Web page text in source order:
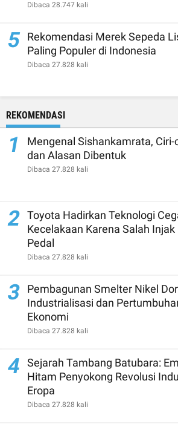
Dibaca 28.747 kali
5 Rekomendasi Merek Sepeda
Paling Populer di Indonesia
Dibaca 27.828 kali
REKOMENDASI
1
Mengenal Sishankamrata, Ciri-
dan Alasan Dibentuk
Dibaca 27.828 kali
2 Toyota Hadirkan Teknologi
Kecelakaan Karena Salah Injak
Pedal
Dibaca 27.828 kali
3
Pembagunan Smelter Nikel
Industrialisasi dan
Ekonomi
Dibaca 27.828 kali
4
Sejarah Tambang Batubara:
Hitam Penyokong Revolusi
Eropa
Dibaca 27.828 kali